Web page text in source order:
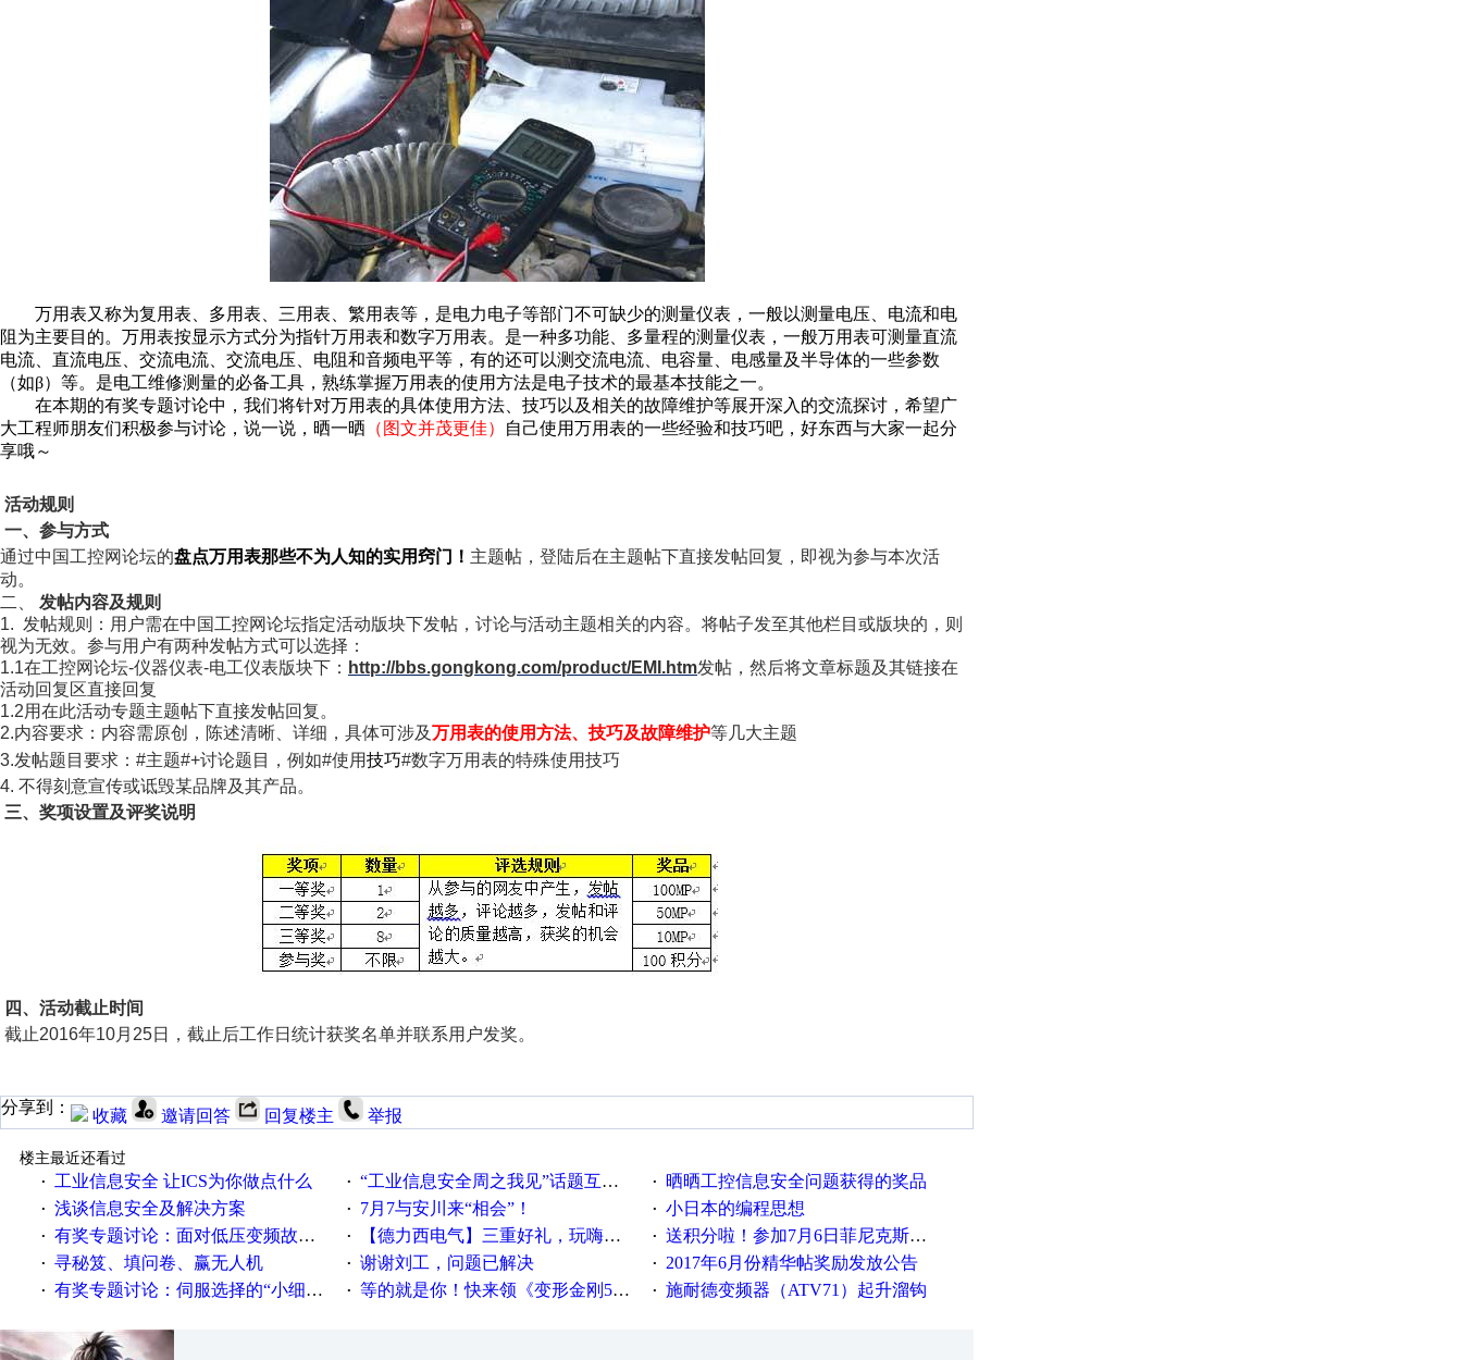
万用表又称为复用表、多用表、三用表、繁用表等，是电力电子等部门不可缺少的测量仪表，一般以测量电压、电流和电
阻为主要目的。万用表按显示方式分为指针万用表和数字万用表。是一种多功能、多量程的测量仪表，一般万用表可测量直流
电流、直流电压、交流电流、交流电压、电阻和音频电平等，有的还可以测交流电流、电容量、电感量及半导体的一些参数
（如β）等。是电工维修测量的必备工具，熟练掌握万用表的使用方法是电子技术的最基本技能之一。
在本期的有奖专题讨论中，我们将针对万用表的具体使用方法、技巧以及相关的故障维护等展开深入的交流探讨，希望广
大工程师朋友们积极参与讨论，说一说，晒一晒 （图文并茂更佳）
自己使用万用表的一些经验和技巧吧，好东西与大家一起分
享哦～
活动规则
一、 参与方式
通过中国工控网论坛的盘点万用表那些不为人知的实用窍门！ 主题帖，登陆后在主题帖下直接发帖回复，即视为参与本次活
动。
二、 发帖内容及规则
1. 发帖规则：用户需在中国工控网论坛指定活动版块下发帖，讨论与活动主题相关的内容。将帖子发至其他栏目或版块的，则
视为无效。参与用户有两种发帖方式可以选择：
1.1在工控网论坛-仪器仪表-电工仪表版块下： http://bbs.gongkong.com/product/EMI.htm发帖，然后将文章标题及其链接在
活动回复区直接回复
1.2用在此活动专题主题帖下直接发帖回复。
2.内容要求：内容需原创，陈述清晰、详细，具体可涉及万用表的使用方法、技巧及故障维护等几大主题
3.发帖题目要求： #主题#+讨论题目，例如#使用技巧#数字万用表的特殊使用技巧
4. 不得刻意宣传或诋毁某品牌及其产品。
三、奖项设置及评奖说明
四、 活动截止时间
截止2016年10月 25日，截止后工作日统计获奖名单并联系用户发奖。
分享到： 收藏 邀请回答 回复楼主 举报
楼主最近还看过
·
工业信息安全 让ICS为你做点什么 · “工业信息安全周之我见”话题互动获奖名单发布公告 · 晒晒工控信息安全问题获得的奖品
· 浅谈信息安全及解决方案 · 7月7与安川来“相会”！ · 小日本的编程思想
· 有奖专题讨论：面对低压变频故障，老手是这样解决的！ · 【德力西电气】三重好礼，玩嗨夏日！ · 送积分啦！参加7月6日菲尼克斯在线研讨会即得
· 寻秘笈、填问卷、赢无人机 · 谢谢刘工，问题已解决 · 2017年6月份精华帖奖励发放公告
· 有奖专题讨论：伺服选择的“小细节大学问”奖励公告 · 等的就是你！快来领《变形金刚5》观影券 · 施耐德变频器（ATV71）起升溜钩